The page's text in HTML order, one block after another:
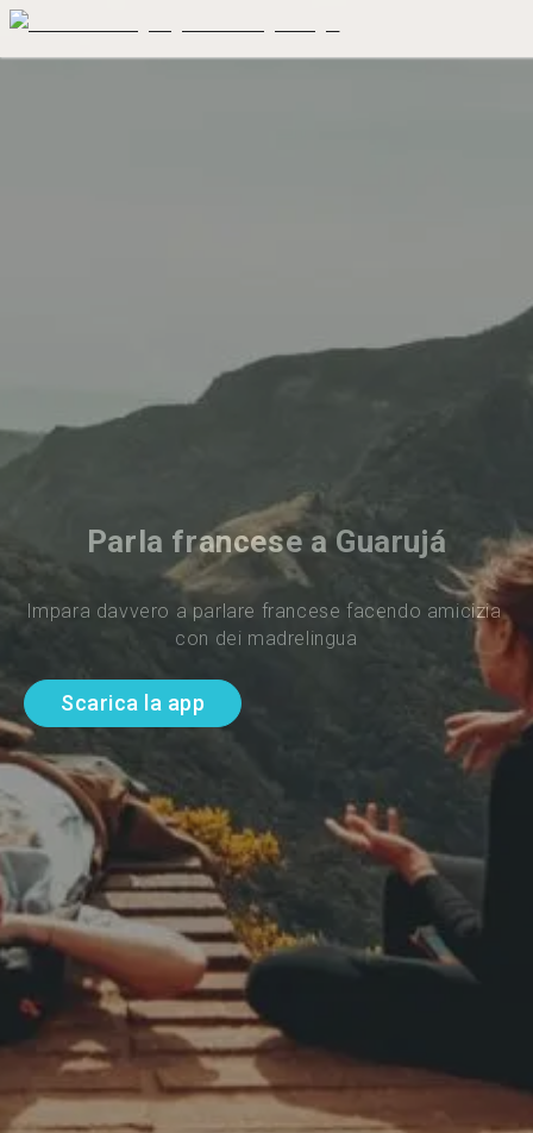
Parla francese a Guarujá
Impara davvero a parlare francese facendo amicizia
con dei madrelingua
Scarica la app